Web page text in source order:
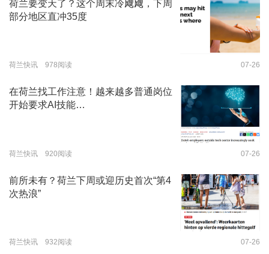
荷兰要变天了？这个周末冷飕飕，下周
部分地区直冲35度
荷兰快讯 978阅读 07-26
在荷兰找工作注意！越来越多普通岗位
开始要求AI技能…
荷兰快讯 920阅读 07-26
前所未有？荷兰下周或迎历史首次“第4
次热浪”
荷兰快讯 932阅读 07-26